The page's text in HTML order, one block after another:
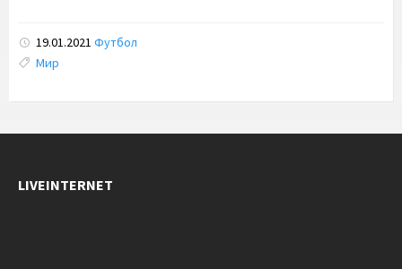
19.01.2021 Футбол
Tags:
Мир
LIVEINTERNET